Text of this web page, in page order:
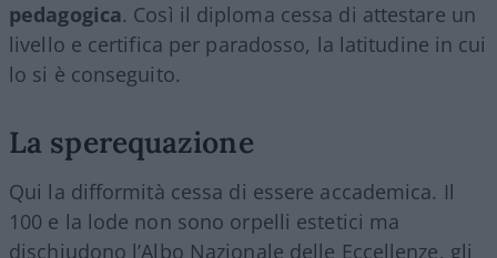
pedagogica. Così il diploma cessa di attestare un
livello e certifica per paradosso, la latitudine in cui
lo si è conseguito.
La sperequazione
Qui la difformità cessa di essere accademica. Il
100 e la lode non sono orpelli estetici ma
dischiudono l’Albo Nazionale delle Eccellenze, gli